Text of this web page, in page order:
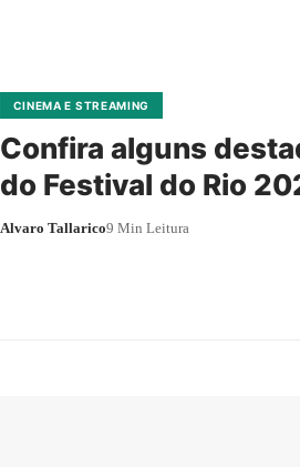
CINEMA E STREAMING
Confira alguns
do Festival do Rio
Alvaro Tallarico9 Min Leitura